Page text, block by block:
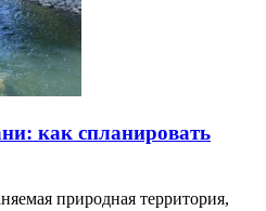
как спланировать
природная территория,